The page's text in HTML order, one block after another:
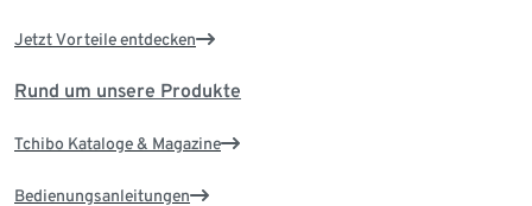
Jetzt Vorteile entdecken
Rund um unsere Produkte
Tchibo Kataloge & Magazine
Bedienungsanleitungen